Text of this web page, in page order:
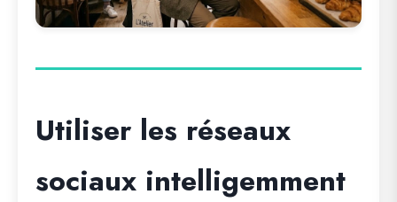
Utiliser les réseaux
sociaux intelligemment